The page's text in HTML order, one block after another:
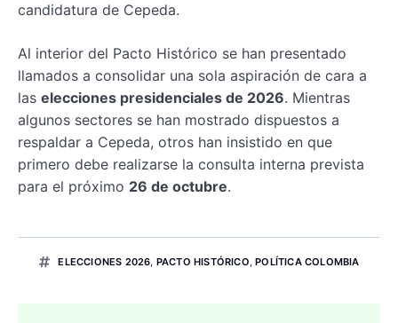
candidatura de Cepeda.
Al interior del Pacto Histórico se han presentado
llamados a consolidar una sola aspiración de cara a
las elecciones presidenciales de 2026. Mientras
algunos sectores se han mostrado dispuestos a
respaldar a Cepeda, otros han insistido en que
primero debe realizarse la consulta interna prevista
para el próximo 26 de octubre.
ELECCIONES 2026, PACTO HISTÓRICO,POLÍTICA COLOMBIA